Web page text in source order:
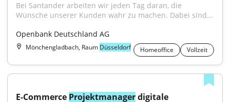
Bei Santander arbeiten wir jeden Tag daran, die
Wünsche unserer Kunden wahr zu machen. Dabei sind...
Openbank Deutschland AG
Mönchengladbach, Raum Düsseldorf Homeoffice Vollzeit
E-Commerce Projektmanager digitale